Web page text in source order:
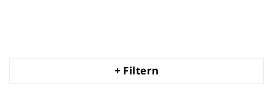
+ Filtern